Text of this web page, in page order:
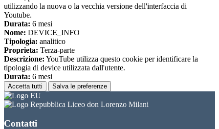
utilizzando la nuova o la vecchia versione dell'interfaccia di
Youtube.
Durata: 6 mesi
Nome: DEVICE_INFO
Tipologia: analitico
Proprieta: Terza-parte
Descrizione: YouTube utilizza questo cookie per identificare la
tipologia di device utilizzata dall'utente.
Durata: 6 mesi
Accetta tutti Salva le preferenze
Liceo don Lorenzo Milani
Contatti